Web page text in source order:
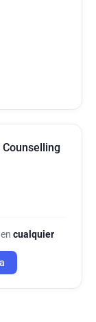
cualquier